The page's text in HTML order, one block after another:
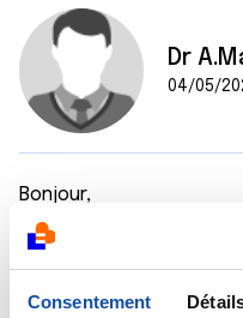
Consentement
Dr
04/05/
Bonjour,
En médecine, tout
répondre par la
prudence, il faudrait